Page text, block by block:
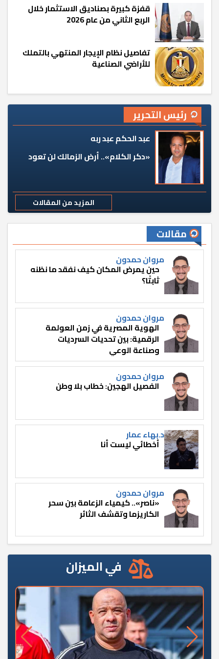
قفزة كبيرة بصناديق الاستثمار خلال
الربع الثاني من عام 2026
تفاصيل نظام الإيجار المنتهي بالتملك
للأراضي الصناعية
رئيس التحرير
عبد الحكم عبد ربه
«دكر الكلام».. أرض الزمالك لن تعود
المزيد من المقالات
مقالات
مروان حمدون
حين يمرض المكان كيف نفقد ما نظنه
ثابتًا؟
مروان حمدون
الهوية المصرية في زمن العولمة
الرقمية: بين تحديات السرديات
وصناعة الوعي
مروان حمدون
الفصيل الهجين: خطاب بلا وطن
د.بهاء عمار
أخطائي ليست أنا
مروان حمدون
«ناصر».. كيمياء الزعامة بين سحر
الكاريزما وتقشف الثائر
في الميزان